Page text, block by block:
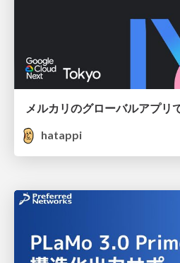
hatappi